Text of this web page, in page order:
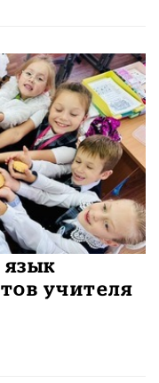
язык
учителя